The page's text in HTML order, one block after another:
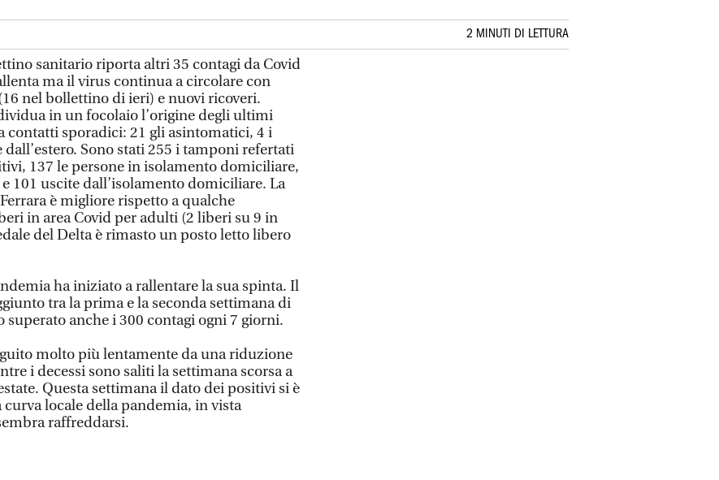
2 MINUTI DI LETTURA
sanitario riporta altri 35 contagi da Covid
ma il virus continua a circolare con
nel bollettino di ieri) e nuovi ricoveri.
in un focolaio l’origine degli ultimi
contatti sporadici: 21 gli asintomatici, 4 i
Sono stati 255 i tamponi refertati
137 le persone in isolamento domiciliare,
101 uscite dall’isolamento domiciliare. La
è migliore rispetto a qualche
in area Covid per adulti (2 liberi su 9 in
del Delta è rimasto un posto letto libero
ha iniziato a rallentare la sua spinta. Il
tra la prima e la seconda settimana di
superato anche i 300 contagi ogni 7 giorni.
molto più lentamente da una riduzione
i decessi sono saliti la settimana scorsa a
Questa settimana il dato dei positivi si è
locale della pandemia, in vista
raffreddarsi.